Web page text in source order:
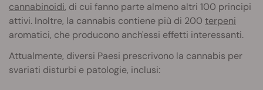
cannabinoidi, di cui fanno parte almeno altri 100 principi
attivi. Inoltre, la cannabis contiene più di 200 terpeni
aromatici, che producono anch'essi effetti interessanti.
Attualmente, diversi Paesi prescrivono la cannabis per
svariati disturbi e patologie, inclusi: